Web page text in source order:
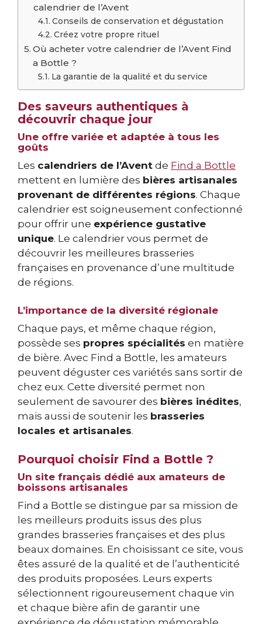
calendrier de l’Avent
Conseils de conservation et dégustation
Créez votre propre rituel
Où acheter votre calendrier de l’Avent Find
a Bottle ?
La garantie de la qualité et du service
Des saveurs authentiques à
découvrir chaque jour
Une offre variée et adaptée à tous les
goûts
Les calendriers de l’Avent de Find a Bottle
mettent en lumière des bières artisanales
provenant de différentes régions. Chaque
calendrier est soigneusement confectionné
pour offrir une expérience gustative
unique. Le calendrier vous permet de
découvrir les meilleures brasseries
françaises en provenance d’une multitude
de régions.
L’importance de la diversité régionale
Chaque pays, et même chaque région,
possède ses propres spécialités en matière
de bière. Avec Find a Bottle, les amateurs
peuvent déguster ces variétés sans sortir de
chez eux. Cette diversité permet non
seulement de savourer des bières inédites,
mais aussi de soutenir les brasseries
locales et artisanales.
Pourquoi choisir Find a Bottle ?
Un site français dédié aux amateurs de
boissons artisanales
Find a Bottle se distingue par sa mission de
les meilleurs produits issus des plus
grandes brasseries françaises et des plus
beaux domaines. En choisissant ce site, vous
êtes assuré de la qualité et de l’authenticité
des produits proposées. Leurs experts
sélectionnent rigoureusement chaque vin
et chaque bière afin de garantir une